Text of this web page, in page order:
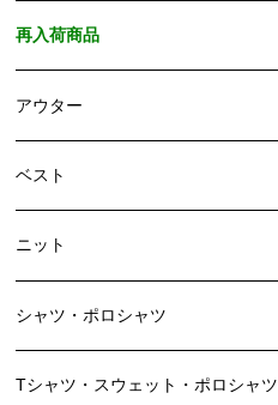
再入荷商品
アウター
ベスト
ニット
シャツ・ポロシャツ
Tシャツ・スウェット・ポロシャツ